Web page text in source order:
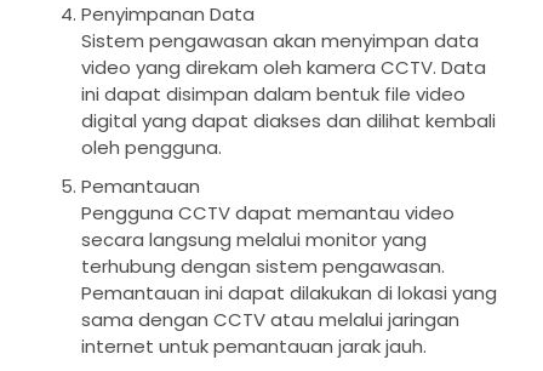
Penyimpanan Data
Sistem pengawasan akan menyimpan data
video yang direkam oleh kamera CCTV. Data
ini dapat disimpan dalam bentuk file video
digital yang dapat diakses dan dilihat kembali
oleh pengguna.
Pemantauan
Pengguna CCTV dapat memantau video
secara langsung melalui monitor yang
terhubung dengan sistem pengawasan.
Pemantauan ini dapat dilakukan di lokasi yang
sama dengan CCTV atau melalui jaringan
internet untuk pemantauan jarak jauh.